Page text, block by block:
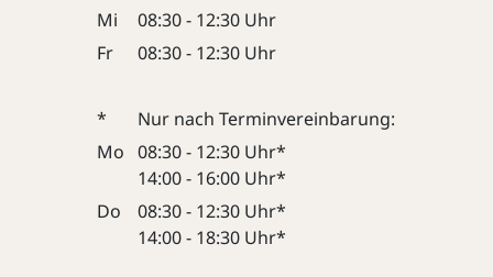
Mi
08:30 - 12:30 Uhr
Fr
08:30 - 12:30 Uhr
*
Nur nach Terminvereinbarung:
Mo 08:30 - 12:30 Uhr*
14:00 - 16:00 Uhr*
Do
08:30 - 12:30 Uhr*
14:00 - 18:30 Uhr*